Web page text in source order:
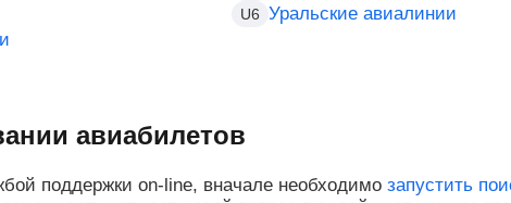
U6 Уральские авиалинии
авиабилетов
поддержки on-line, вначале необходимо запустить